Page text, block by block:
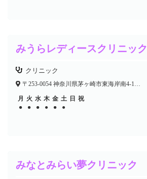
みうらレディースクリニック
クリニック
〒253-0054 神奈川県茅ヶ崎市東海岸南4-11-41
月 火 水 木 金 土 日 祝
●
● ● ● ●
● ● ● ● ●
みなとみらい夢クリニック